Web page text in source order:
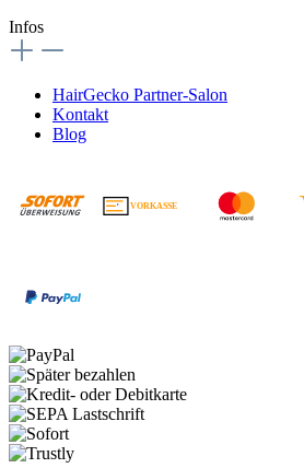
Infos
HairGecko Partner-Salon
Kontakt
Blog
VORKASSE